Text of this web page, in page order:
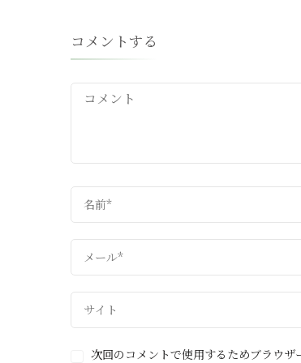
コメントする
次回のコメントで使用するためブラウザ